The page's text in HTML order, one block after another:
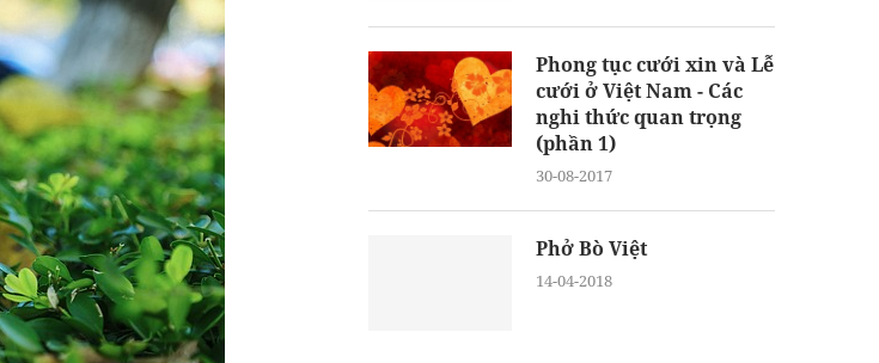
Phong tục cưới xin và Lễ
cưới ở Việt Nam - Các
nghi thức quan trọng
(phần 1)
30-08-2017
Phở Bò Việt
14-04-2018